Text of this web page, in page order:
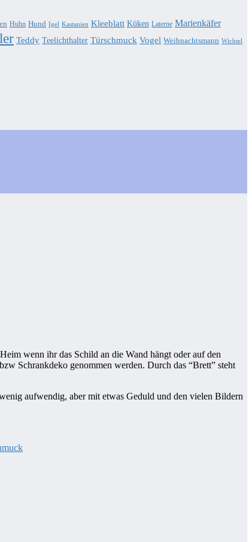
Huhn Hund Igel Kastanien Kleeblatt Küken Laterne Marienkäfer
Teddy Teelichthalter Türschmuck Vogel Weihnachtsmann Wichtel
wenn ihr das Schild an die Wand hängt oder auf den
Schrankdeko genommen werden. Durch das “Brett” steht
aufwendig, aber mit etwas Geduld und den vielen Bildern